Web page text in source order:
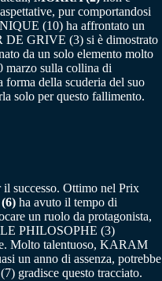
pur comportandosi
(10) ha affrontato un
DE GRIVE (3) si è dimostrato
da un solo elemento molto
sulla collina di
forma della scuderia del suo
solo per questo fallimento.
successo. Ottimo nel Prix
ha avuto il tempo di
un ruolo da protagonista,
PHILOSOPHE (3)
Molto talentuoso, KARAM
un anno di assenza, potrebbe
gradisce questo tracciato.